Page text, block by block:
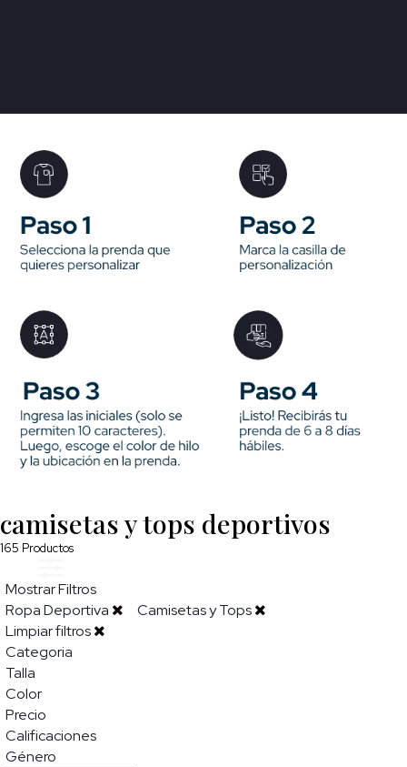
camisetas y tops deportivos
165 Productos
Mostrar Filtros
Ropa Deportiva
Camisetas y Tops
Limpiar filtros
Categoria
Talla
Color
Precio
Calificaciones
Género